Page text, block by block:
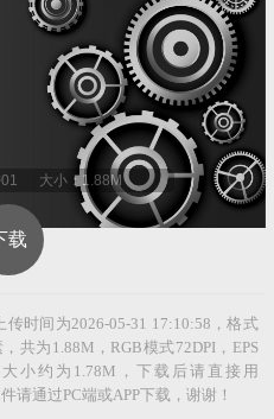
大小：1.88M
载
传时间为2026-05-31 17:10:58，格式
共为1.88M，RGB模式72DPI，EPS
小约为1.78M，下载后请直接用
请通过PC端或APP下载，谢谢！